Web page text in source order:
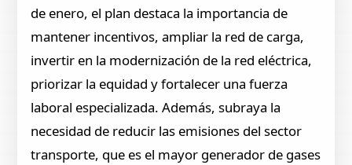
de enero, el plan destaca la importancia de
mantener incentivos, ampliar la red de carga,
invertir en la modernización de la red eléctrica,
priorizar la equidad y fortalecer una fuerza
laboral especializada. Además, subraya la
necesidad de reducir las emisiones del sector
transporte, que es el mayor generador de gases